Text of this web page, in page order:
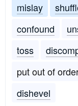
mislay
confound
toss
put out of
dishevel